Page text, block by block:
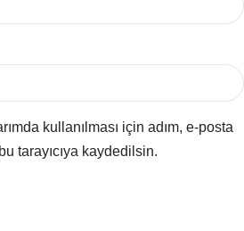
kullanılması için adım, e-posta
tarayıcıya kaydedilsin.